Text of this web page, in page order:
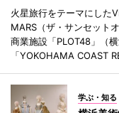
火星旅行をテーマにした
MARS（ザ・サンセット
商業施設「PLOT48」（
「YOKOHAMA COAST
学ぶ・知る